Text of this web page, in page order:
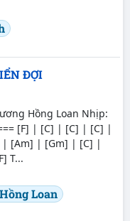
ĐỢI
Hồng Loan Nhịp:
[F] | [C] | [C] | [C] |
[Am] | [Gm] | [C] |
T...
Loan